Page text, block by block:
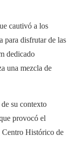
cautivó a los
para disfrutar de las
dedicado
una mezcla de
su contexto
provocó el
Centro Histórico de